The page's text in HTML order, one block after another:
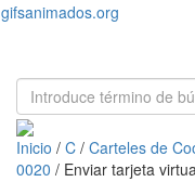
gifsanimados.org
Inicio / C / Carteles de
0020 / Enviar tarjeta